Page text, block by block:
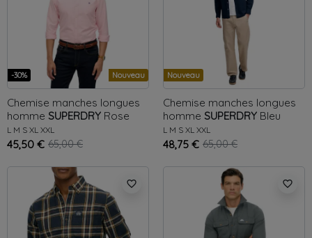
-30% Nouveau
Chemise manches longues
homme SUPERDRY Rose
Oxford
L M S XL XXL
45,50 € 65,00 €
Nouveau
Chemise manches longues
homme SUPERDRY Bleu
Oxford
L M S XL XXL
48,75 € 65,00 €
favorite_border favorite_border